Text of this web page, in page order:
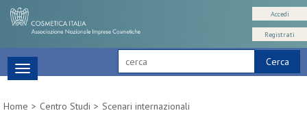
Cerca
Accedi
Registrati
Toggle
navigation
Home
Centro Studi Scenari internazionali